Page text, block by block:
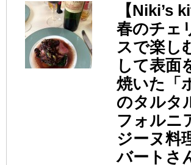
【Niki’s
春のチェ
スで楽し
して表面
焼いた「
のタルタ
フォルニ
ジーヌ料
バートさ